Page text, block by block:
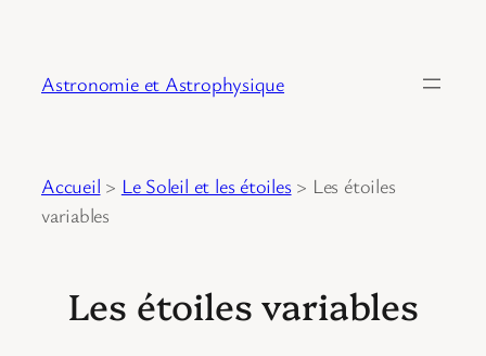
Astronomie et Astrophysique
Accueil > Le Soleil et les étoiles> Les étoiles
variables
Les étoiles variables